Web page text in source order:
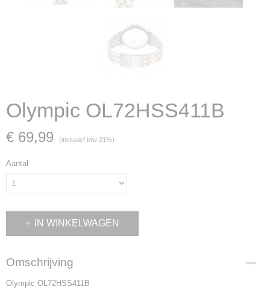
Olympic OL72HSS411B
€ 69,99 (inclusief btw 21%)
Aantal
IN WINKELWAGEN
Omschrijving
Olympic OL72HSS411B